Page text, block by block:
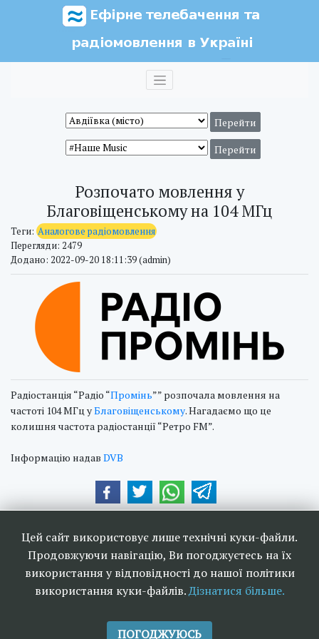
Розпочато мовлення у
Благовіщенському на 104 МГц
Теги: Аналогове радіомовлення
Перегляди: 2479
Додано: 2022-09-20 18:11:39 (admin)
Радіостанція “Радіо “Промінь”” розпочала мовлення на
частоті 104 МГц уБлаговіщенському. Нагадаємо що це
колишня частота радіостанції “Ретро FM”.
Інформацію надав DVB
Цей сайт використовує лише технічні куки-файли.
Продовжуючи навігацію, Ви погоджуєтесь на їх
використання у відповідності до нашої політики
використання куки-файлів.Дізнатися більше.
ПОГОДЖУЮСЬ
радіомовлення в Україні 2006-